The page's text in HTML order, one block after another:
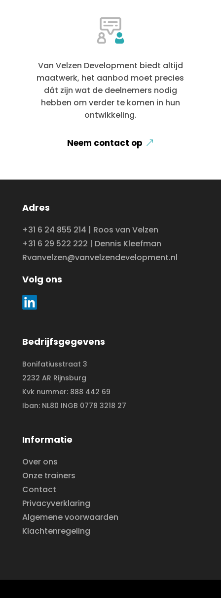
Van Velzen Development biedt altijd
maatwerk, het aanbod moet precies
dát zijn wat de deelnemers nodig
hebben om verder te komen in hun
ontwikkeling.
Neem contact op
Adres
+31 6 24 855 214 | Roos van Velzen
+31 6 29 522 222 | Dennis Kleefman
Rvanvelzen@vanvelzendevelopment.nl
Volg ons
Bedrijfsgegevens
Bonifatiusstraat 3
2232 AR Rijnsburg
Kvk nummer: 888 442 69
Iban: NL80 INGB 0778 3218 27
Informatie
Over ons
Onze trainers
Contact
Privacyverklaring
Algemene voorwaarden
Klachtenregeling